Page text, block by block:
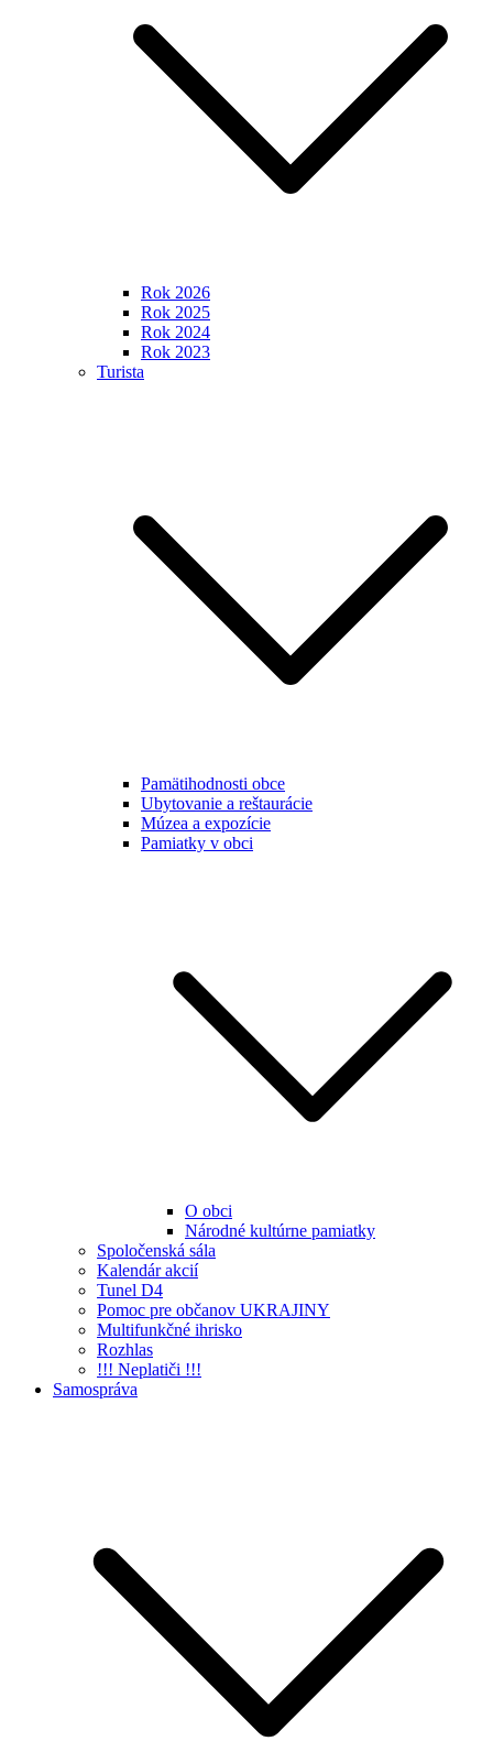
Rok 2026
Rok 2025
Rok 2024
Rok 2023
Turista
Pamätihodnosti obce
Ubytovanie a reštaurácie
Múzea a expozície
Pamiatky v obci
O obci
Národné kultúrne pamiatky
Spoločenská sála
Kalendár akcií
Tunel D4
Pomoc pre občanov UKRAJINY
Multifunkčné ihrisko
Rozhlas
!!! Neplatiči !!!
Samospráva